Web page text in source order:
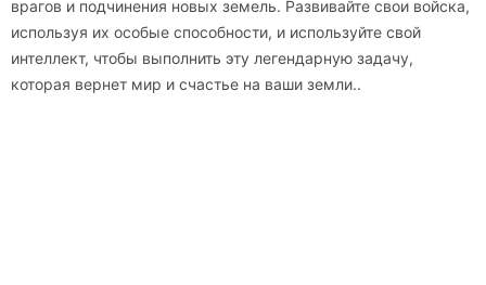
врагов и подчинения новых земель. Развивайте свои войска,
используя их особые способности, и используйте свой
интеллект, чтобы выполнить эту легендарную задачу,
которая вернет мир и счастье на ваши земли..